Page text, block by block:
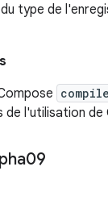
type de
de l'utilisation de